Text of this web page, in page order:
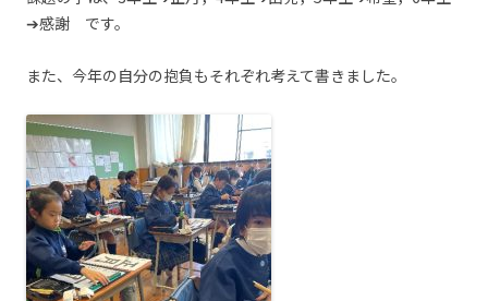
➔感謝 です。
また、今年の自分の抱負もそれぞれ考えて書きました。